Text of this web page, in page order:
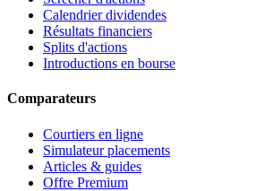
Calendrier dividendes
Résultats financiers
Splits d'actions
Introductions en bourse
Comparateurs
Courtiers en ligne
Simulateur placements
Articles & guides
Offre Premium